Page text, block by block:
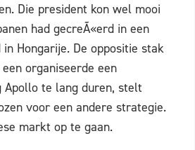
Die president kon wel mooi
had gecreÃ«erd in een
Hongarije. De oppositie stak
organiseerde een
Apollo te lang duren, stelt
voor een andere strategie.
markt op te gaan.